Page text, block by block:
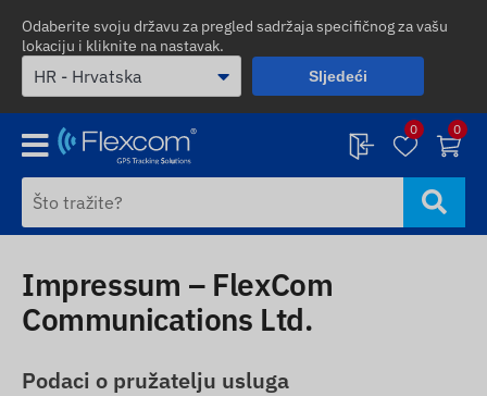
Odaberite svoju državu za pregled sadržaja specifičnog za vašu
lokaciju i kliknite na nastavak.
Sljedeći
0 0
Impressum – FlexCom
Communications Ltd.
Podaci o pružatelju usluga